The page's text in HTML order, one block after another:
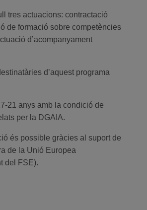
tres actuacions: contractació
de formació sobre competències
d’acompanyament
d’aquest programa
21 anys amb la condició de
per la DGAIA.
és possible gràcies al suport de
de la Unió Europea
del FSE).